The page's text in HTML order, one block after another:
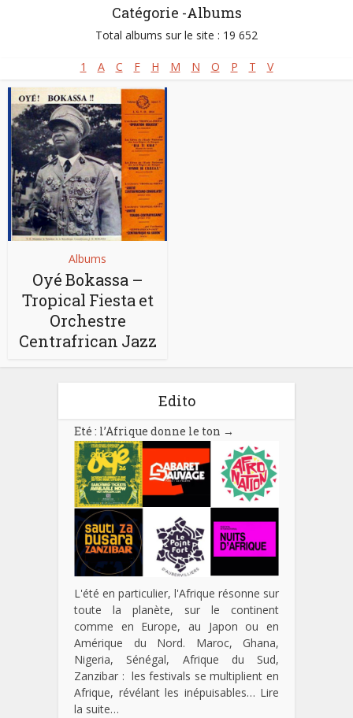
Catégorie -Albums
Total albums sur le site : 19 652
1 A C F H M N O P T V
Albums
Oyé Bokassa –
Tropical Fiesta et
Orchestre
Centrafrican Jazz
Edito
Eté : l’Afrique donne le ton →
L'été en particulier, l'Afrique résonne sur
toute la planète, sur le continent
comme en Europe, au Japon ou en
Amérique du Nord. Maroc, Ghana,
Nigeria, Sénégal, Afrique du Sud,
Zanzibar : les festivals se multiplient en
Afrique, révélant les inépuisables… Lire
la suite…